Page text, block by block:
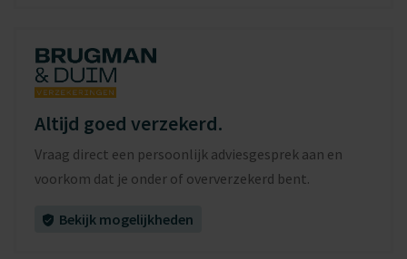
Altijd goed verzekerd.
Vraag direct een persoonlijk adviesgesprek aan en
voorkom dat je onder of oververzekerd bent.
Bekijk mogelijkheden